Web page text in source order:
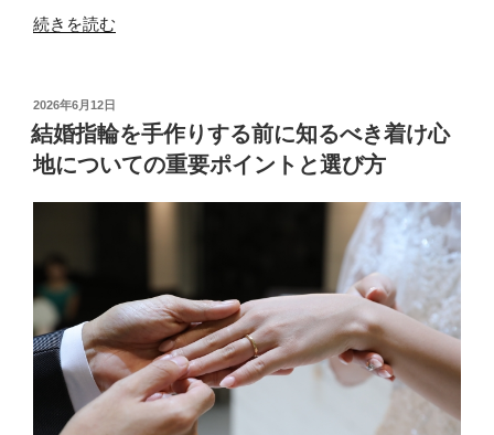
“素
手
作
り
輪
を
る
続きを読む
投
稿
日:
2026年6月12日
結婚指輪を手作りする前に知るべき着け心
地についての重要ポイントと選び方